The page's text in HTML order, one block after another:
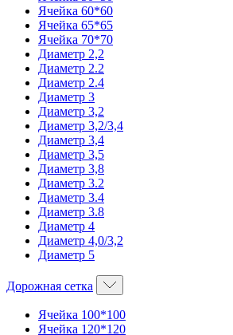
Ячейка 60*60
Ячейка 65*65
Ячейка 70*70
Диаметр 2,2
Диаметр 2.2
Диаметр 2.4
Диаметр 3
Диаметр 3,2
Диаметр 3,2/3,4
Диаметр 3,4
Диаметр 3,5
Диаметр 3,8
Диаметр 3.2
Диаметр 3.4
Диаметр 3.8
Диаметр 4
Диаметр 4,0/3,2
Диаметр 5
Дорожная сетка
Ячейка 100*100
Ячейка 120*120